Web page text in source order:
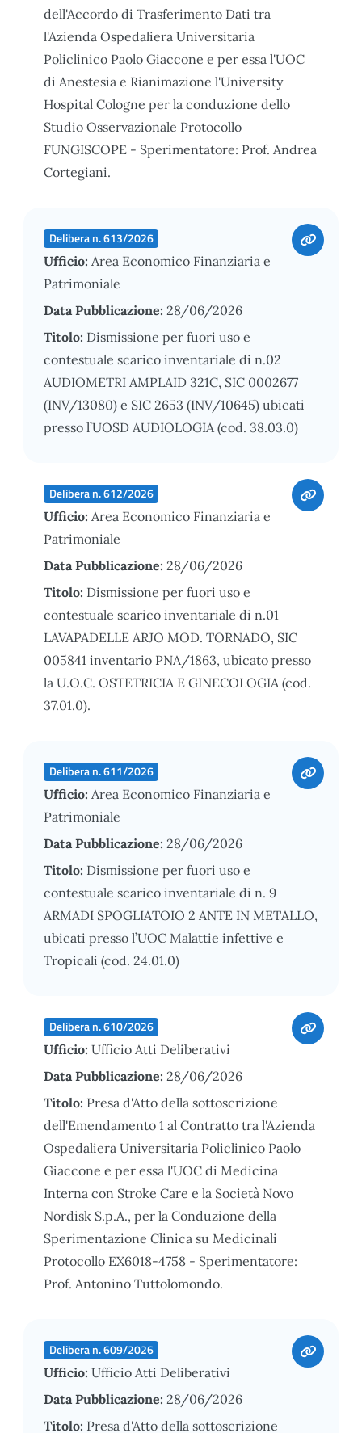
dell'Accordo di Trasferimento Dati tra
l'Azienda Ospedaliera Universitaria
Policlinico Paolo Giaccone e per essa l'UOC
di Anestesia e Rianimazione l'University
Hospital Cologne per la conduzione dello
Studio Osservazionale Protocollo
FUNGISCOPE - Sperimentatore: Prof. Andrea
Cortegiani.
Delibera n. 613/2026
Ufficio: Area Economico Finanziaria e
Patrimoniale
Data Pubblicazione: 28/06/2026
Titolo: Dismissione per fuori uso e
contestuale scarico inventariale di n.02
AUDIOMETRI AMPLAID 321C, SIC 0002677
(INV/13080) e SIC 2653 (INV/10645) ubicati
presso l’UOSD AUDIOLOGIA (cod. 38.03.0)
Delibera n. 612/2026
Ufficio: Area Economico Finanziaria e
Patrimoniale
Data Pubblicazione: 28/06/2026
Titolo: Dismissione per fuori uso e
contestuale scarico inventariale di n.01
LAVAPADELLE ARJO MOD. TORNADO, SIC
005841 inventario PNA/1863, ubicato presso
la U.O.C. OSTETRICIA E GINECOLOGIA (cod.
37.01.0).
Delibera n. 611/2026
Ufficio: Area Economico Finanziaria e
Patrimoniale
Data Pubblicazione: 28/06/2026
Titolo: Dismissione per fuori uso e
contestuale scarico inventariale di n. 9
ARMADI SPOGLIATOIO 2 ANTE IN METALLO,
ubicati presso l’UOC Malattie infettive e
Tropicali (cod. 24.01.0)
Delibera n. 610/2026
Ufficio: Ufficio Atti Deliberativi
Data Pubblicazione: 28/06/2026
Titolo: Presa d'Atto della sottoscrizione
dell'Emendamento 1 al Contratto tra l'Azienda
Ospedaliera Universitaria Policlinico Paolo
Giaccone e per essa l'UOC di Medicina
Interna con Stroke Care e la Società Novo
Nordisk S.p.A., per la Conduzione della
Sperimentazione Clinica su Medicinali
Protocollo EX6018-4758 - Sperimentatore:
Prof. Antonino Tuttolomondo.
Delibera n. 609/2026
Ufficio: Ufficio Atti Deliberativi
Data Pubblicazione: 28/06/2026
Titolo: Presa d'Atto della sottoscrizione